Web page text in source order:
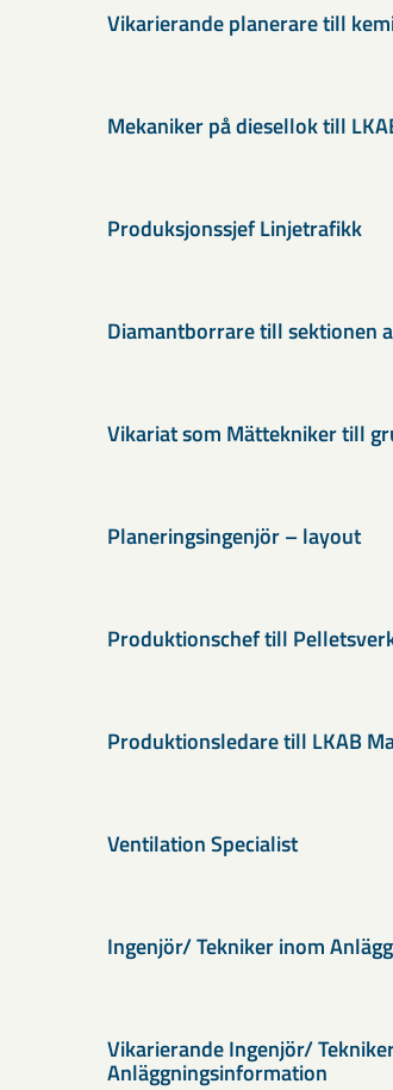
Vikarierande planerare till
Mekaniker på diesellok till
Produksjonssjef Linjetrafikk
Diamantborrare till sektionen
Vikariat som Mättekniker till
Planeringsingenjör – layout
Produktionschef till
Produktionsledare till LKAB
Ventilation Specialist
Ingenjör/ Tekniker inom
Vikarierande Ingenjör/
Anläggningsinformation